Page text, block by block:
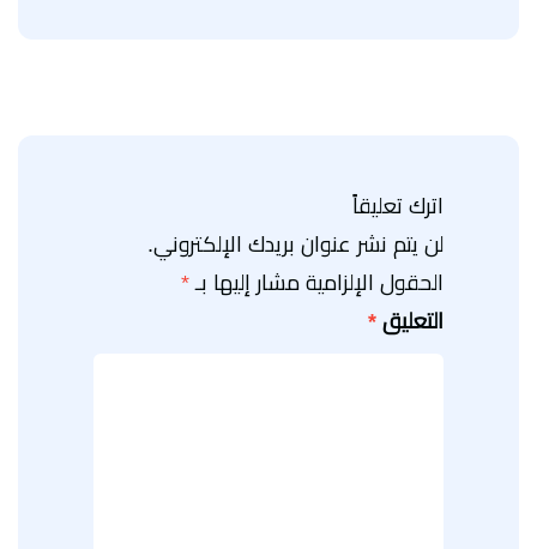
اترك تعليقاً
لن يتم نشر عنوان بريدك الإلكتروني.
الحقول الإلزامية مشار إليها بـ *
التعليق *